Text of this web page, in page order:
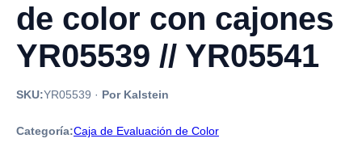
de color con cajones
YR05539 // YR05541
SKU:YR05539 · Por Kalstein
Categoría:Caja de Evaluación de Color